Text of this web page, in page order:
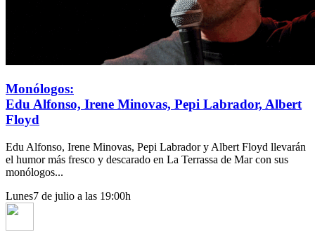
Monólogos:
Edu Alfonso, Irene Minovas, Pepi Labrador, Albert
Floyd
Edu Alfonso, Irene Minovas, Pepi Labrador y Albert Floyd llevarán
el humor más fresco y descarado en La Terrassa de Mar con sus
monólogos...
Lunes7 de julio a las 19:00h